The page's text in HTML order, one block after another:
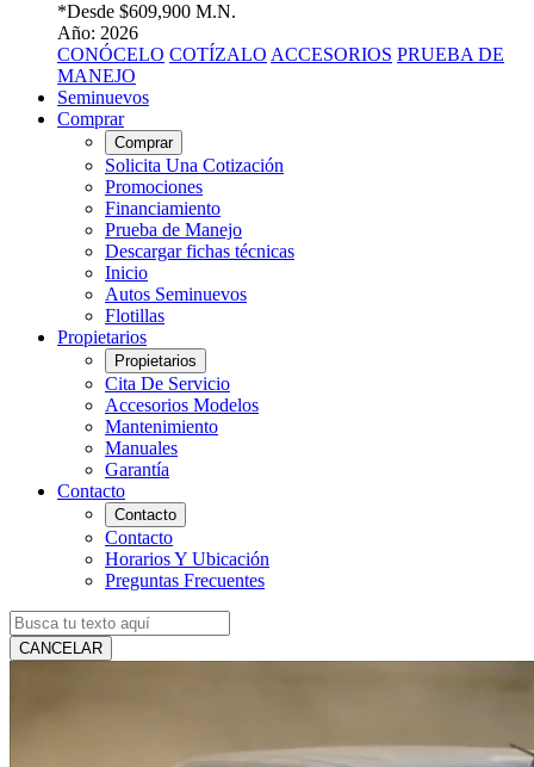
*Desde $609,900 M.N.
Año: 2026
CONÓCELO COTÍZALO ACCESORIOS PRUEBA DE
MANEJO
Seminuevos
Comprar
Comprar
Solicita Una Cotización
Promociones
Financiamiento
Prueba de Manejo
Descargar fichas técnicas
Inicio
Autos Seminuevos
Flotillas
Propietarios
Propietarios
Cita De Servicio
Accesorios Modelos
Mantenimiento
Manuales
Garantía
Contacto
Contacto
Contacto
Horarios Y Ubicación
Preguntas Frecuentes
CANCELAR